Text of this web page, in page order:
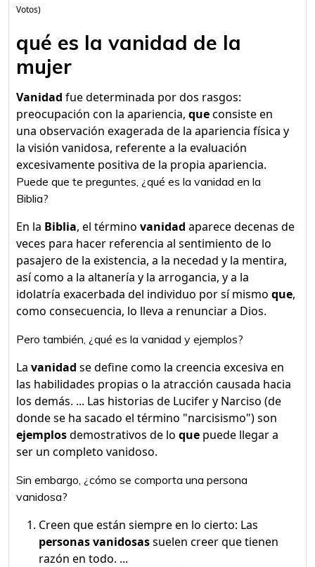
Votos)
qué es la vanidad de la
mujer
Vanidad fue determinada por dos rasgos:
preocupación con la apariencia, queconsiste en
una observación exagerada de la apariencia física y
la visión vanidosa, referente a la evaluación
excesivamente positiva de la propia apariencia.
Puede que te preguntes, ¿qué es la vanidad en la
Biblia?
En la Biblia, el término vanidad aparece decenas de
veces para hacer referencia al sentimiento de lo
pasajero de la existencia, a la necedad y la mentira,
así como a la altanería y la arrogancia, y a la
idolatría exacerbada del individuo por sí mismo que,
como consecuencia, lo lleva a renunciar a Dios.
Pero también, ¿qué es la vanidad y ejemplos?
La vanidad se define como la creencia excesiva en
las habilidades propias o la atracción causada hacia
los demás. ... Las historias de Lucifer y Narciso (de
donde se ha sacado el término "narcisismo") son
ejemplosdemostrativos de lo que puede llegar a
ser un completo vanidoso.
Sin embargo, ¿cómo se comporta una persona
vanidosa?
Creen que están siempre en lo cierto: Las
personas vanidosassuelen creer que tienen
razón en todo. ...